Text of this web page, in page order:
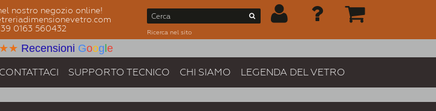
nostro negozio online!
0163 560432
Ricerca nel sito
Recensioni Goog e
CONTATTACI SUPPORTO TECNICO CHI SIAMO LEGENDA DEL VETRO